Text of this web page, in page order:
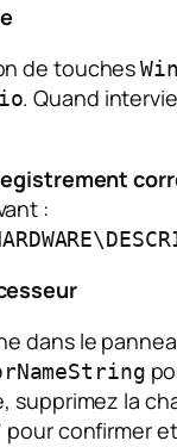
de touches
. Quand
:
dans le
supprimez la
confirmer